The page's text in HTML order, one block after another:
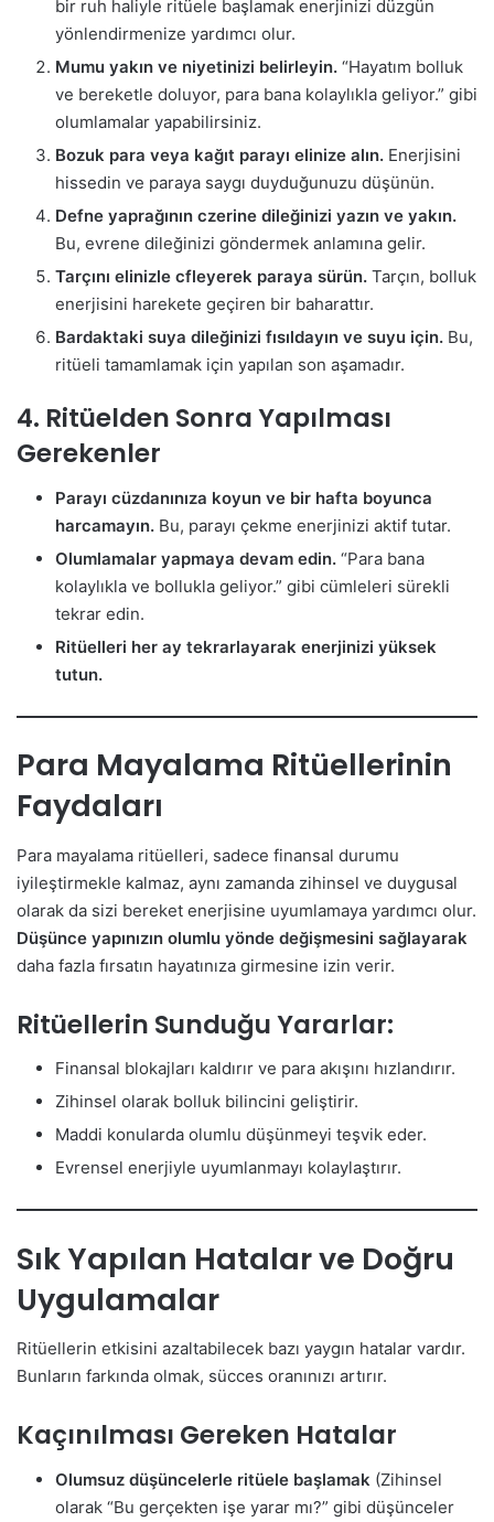
bir ruh haliyle ritüele başlamak enerjinizi düzgün
yönlendirmenize yardımcı olur.
Mumu yakın ve niyetinizi belirleyin. “Hayatım bolluk
ve bereketle doluyor, para bana kolaylıkla geliyor.” gibi
olumlamalar yapabilirsiniz.
Bozuk para veya kağıt parayı elinize alın. Enerjisini
hissedin ve paraya saygı duyduğunuzu düşünün.
Defne yaprağının czerine dileğinizi yazın ve yakın.
Bu, evrene dileğinizi göndermek anlamına gelir.
Tarçını elinizle cfleyerek paraya sürün. Tarçın, bolluk
enerjisini harekete geçiren bir baharattır.
Bardaktaki suya dileğinizi fısıldayın ve suyu için. Bu,
ritüeli tamamlamak için yapılan son aşamadır.
4. Ritüelden Sonra Yapılması
Gerekenler
Parayı cüzdanınıza koyun ve bir hafta boyunca
harcamayın. Bu, parayı çekme enerjinizi aktif tutar.
Olumlamalar yapmaya devam edin. “Para bana
kolaylıkla ve bollukla geliyor.” gibi cümleleri sürekli
tekrar edin.
Ritüelleri her ay tekrarlayarak enerjinizi yüksek
tutun.
Para Mayalama Ritüellerinin
Faydaları
Para mayalama ritüelleri, sadece finansal durumu
iyileştirmekle kalmaz, aynı zamanda zihinsel ve duygusal
olarak da sizi bereket enerjisine uyumlamaya yardımcı olur.
Düşünce yapınızın olumlu yönde değişmesini sağlayarak
daha fazla fırsatın hayatınıza girmesine izin verir.
Ritüellerin Sunduğu Yararlar:
Finansal blokajları kaldırır ve para akışını hızlandırır.
Zihinsel olarak bolluk bilincini geliştirir.
Maddi konularda olumlu düşünmeyi teşvik eder.
Evrensel enerjiyle uyumlanmayı kolaylaştırır.
Sık Yapılan Hatalar ve Doğru
Uygulamalar
Ritüellerin etkisini azaltabilecek bazı yaygın hatalar vardır.
Bunların farkında olmak, sücces oranınızı artırır.
Kaçınılması Gereken Hatalar
Olumsuz düşüncelerle ritüele başlamak (Zihinsel
olarak “Bu gerçekten işe yarar mı?” gibi düşünceler